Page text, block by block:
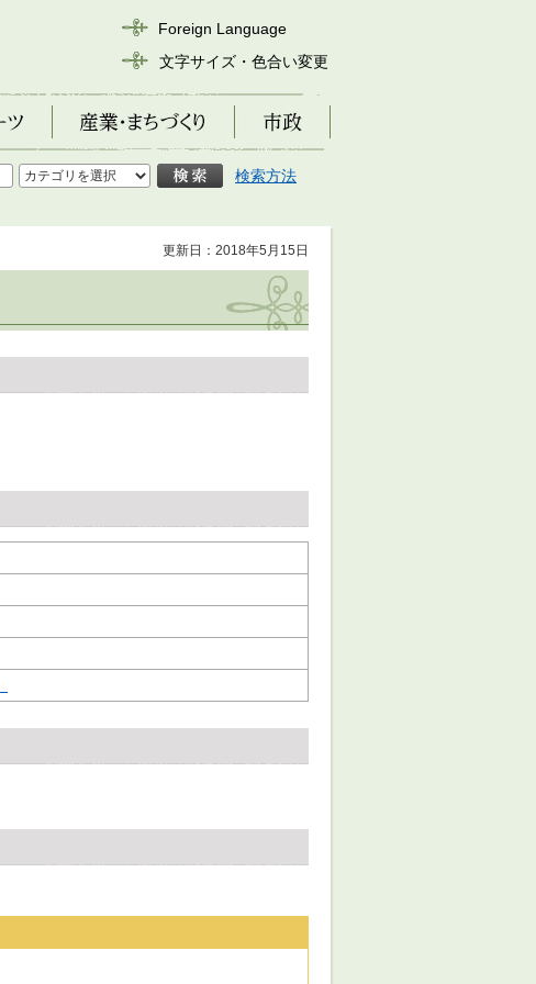
Foreign Language
文字サイズ・色合い変更
産業・まちづくり 市政
検索方法
更新日：2018年5月15日